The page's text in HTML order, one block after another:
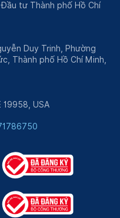
tư Thành phố Hồ Chí
Duy Trinh, Phường
Thành phố Hồ Chí Minh,
19958, USA